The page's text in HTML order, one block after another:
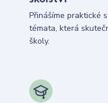
Přinášíme praktické
témata, která
školy.